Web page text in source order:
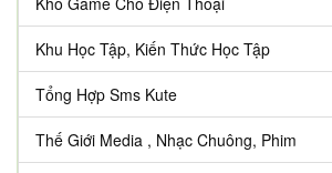
Khu Học Tập, Kiến Thức Học Tập
Tổng Hợp Sms Kute
Thế Giới Media , Nhạc Chuông, Phim